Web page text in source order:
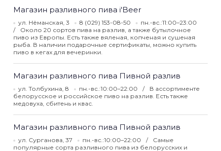
Магазин разливного пива i'Beer
ул. Нёманская, 3 8 (029) 153-08-50
пн.-вс.:11:00–23:00
Около 20 сортов пива на разлив, а также бутылочное
пиво из Европы. Есть также вяленая, копченая и сушеная
рыба. В наличии подарочные сертификаты, можно купить
пиво в кегах для вечеринки.
Магазин разливного пива Пивной разлив
ул. Толбухина, 8 пн.-вс.:10:00–22:00
В ассортименте
белорусское и российское пиво на разлив. Есть также
медовуха, сбитень и квас.
Магазин разливного пива Пивной разлив
ул. Сурганова, 37 пн.-вс.:10:00–22:00
Самые
популярные сорта разливного пива из белорусских и